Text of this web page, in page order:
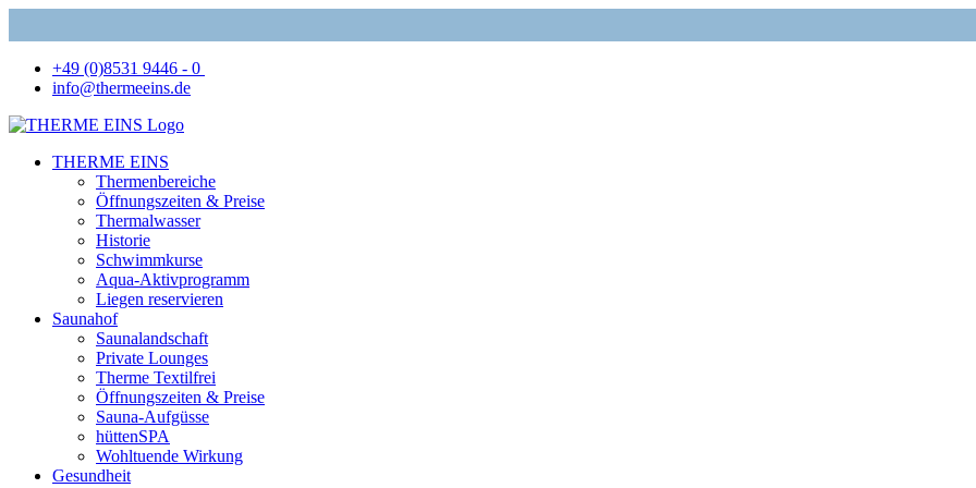
+49 (0)8531 9446 - 0
info@thermeeins.de
THERME EINS
Thermenbereiche
Öffnungszeiten & Preise
Thermalwasser
Historie
Schwimmkurse
Aqua-Aktivprogramm
Liegen reservieren
Saunahof
Saunalandschaft
Private Lounges
Therme Textilfrei
Öffnungszeiten & Preise
Sauna-Aufgüsse
hüttenSPA
Wohltuende Wirkung
Gesundheit